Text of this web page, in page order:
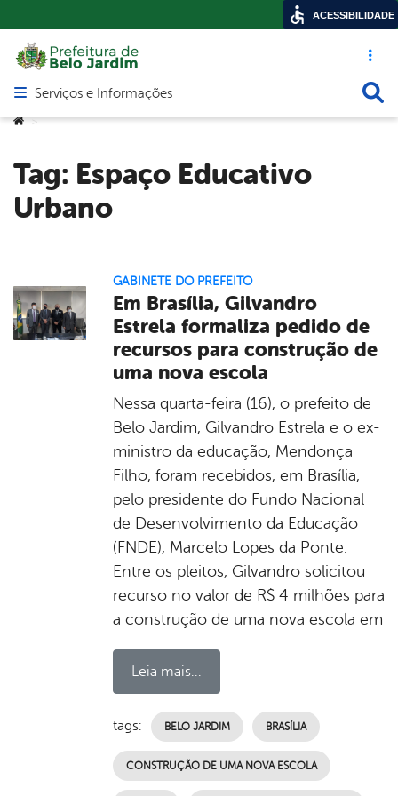
Acesso
Abrir menu principal de navegação
Serviços e Informações
Você está aqui:
>
Tag: Espaço Educativo
Urbano
GABINETE DO PREFEITO
Em Brasília, Gilvandro
Estrela formaliza pedido de
recursos para construção de
uma nova escola
Nessa quarta-feira (16), o prefeito de
Belo Jardim, Gilvandro Estrela e o ex-
ministro da educação, Mendonça
Filho, foram recebidos, em Brasília,
pelo presidente do Fundo Nacional
de Desenvolvimento da Educação
(FNDE), Marcelo Lopes da Ponte.
Entre os pleitos, Gilvandro solicitou
recurso no valor de R$ 4 milhões para
a construção de uma nova escola em
Leia mais...
tags: BELO JARDIM BRASÍLIA
CONSTRUÇÃO DE UMA NOVA ESCOLA
ACESSIBILIDADE